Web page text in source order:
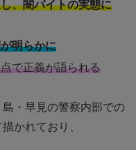
、闇バイトの実態に
明らかに
で正義が語られる
・早見の警察内部での
かれており、